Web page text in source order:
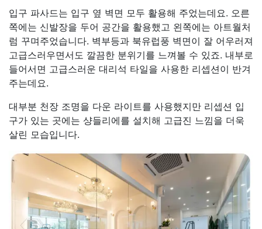
입구 파사드는 입구 옆 벽면 모두 활용해 주었는데요. 오른
쪽에는 신발장을 두어 공간을 활용했고 왼쪽에는 아트월처
럼 꾸며주었습니다. 벽부등과 북유럽풍 벽면이 잘 어우러져
고급스러우면서도 깔끔한 분위기를 느껴볼 수 있죠. 내부로
들어서면 고급스러운 대리석 타일을 사용한 리셉션이 반겨
주는데요.
대부분 천장 조명을 다운 라이트를 사용했지만 리셉션 입
구가 있는 곳에는 샹들리에를 설치해 고급진 느낌을 더욱
살린 모습입니다.